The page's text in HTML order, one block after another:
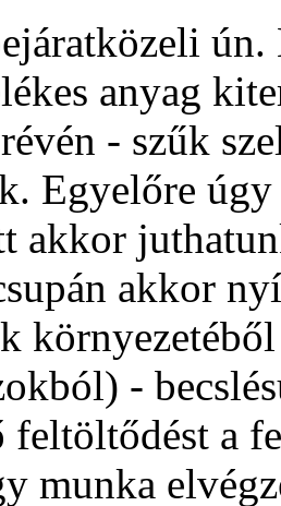
anyag
- szűk
Egyelőre
akkor
akkor
-
feltöltődést a
munka